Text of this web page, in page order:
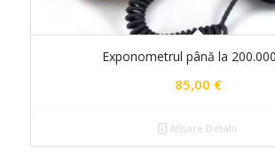
Exponometrul până la
85,00 €
Afișare Detalii